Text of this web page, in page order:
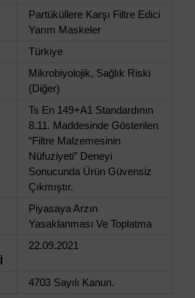
Partüküllere Karşı Filtre Edici
Yarım Maskeler
Türkiye
Mikrobiyolojik, Sağlık Riski
(Diğer)
Ts En 149+A1 Standardının
8.11. Maddesinde Gösterilen
“Filtre Malzemesinin
Nüfuziyeti” Deneyi
Sonucunda Ürün Güvensiz
Çıkmıştır.
Piyasaya Arzın
Yasaklanması Ve Toplatma
22.09.2021
4703 Sayılı Kanun.